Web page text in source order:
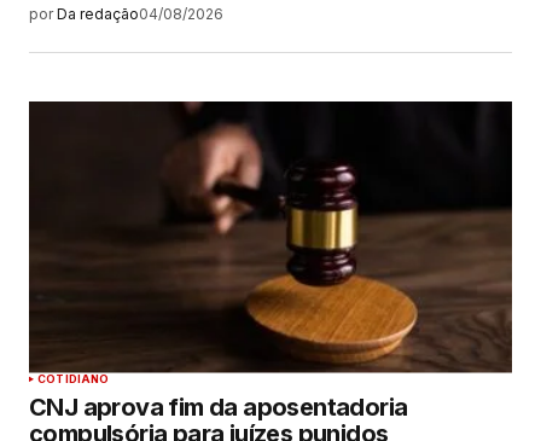
por Da redação04/08/2026
COTIDIANO
CNJ aprova fim da aposentadoria
compulsória para juízes punidos